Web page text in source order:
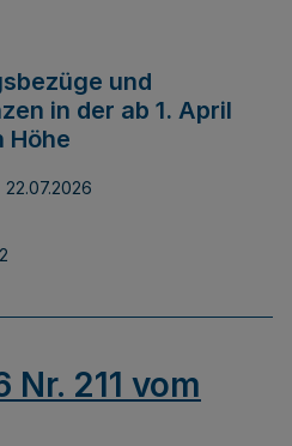
und
in der ab 1. April
Höhe
22.07.2026
Nr. 211 vom